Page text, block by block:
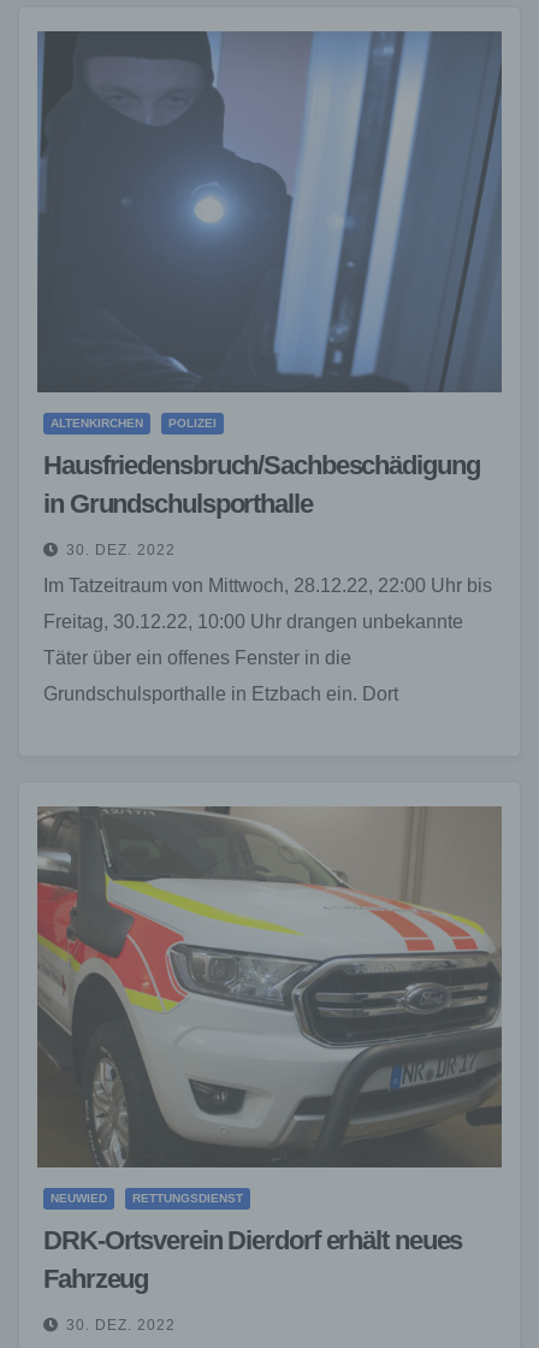
ALTENKIRCHEN POLIZEI
Hausfriedensbruch/Sachbeschädigung
in Grundschulsporthalle
30. DEZ. 2022
Im Tatzeitraum von Mittwoch, 28.12.22, 22:00 Uhr bis
Freitag, 30.12.22, 10:00 Uhr drangen unbekannte
Täter über ein offenes Fenster in die
Grundschulsporthalle in Etzbach ein. Dort
NEUWIED RETTUNGSDIENST
DRK-Ortsverein Dierdorf erhält neues
Fahrzeug
30. DEZ. 2022